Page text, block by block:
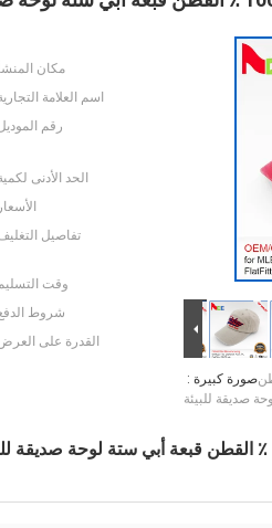
صورة كبيرة :٪ القطن
صديقة للبيئة
مكان
اسم العلامة
رقم
الحد الأدنى
تفاصيل
وقت
شروط
القدرة على